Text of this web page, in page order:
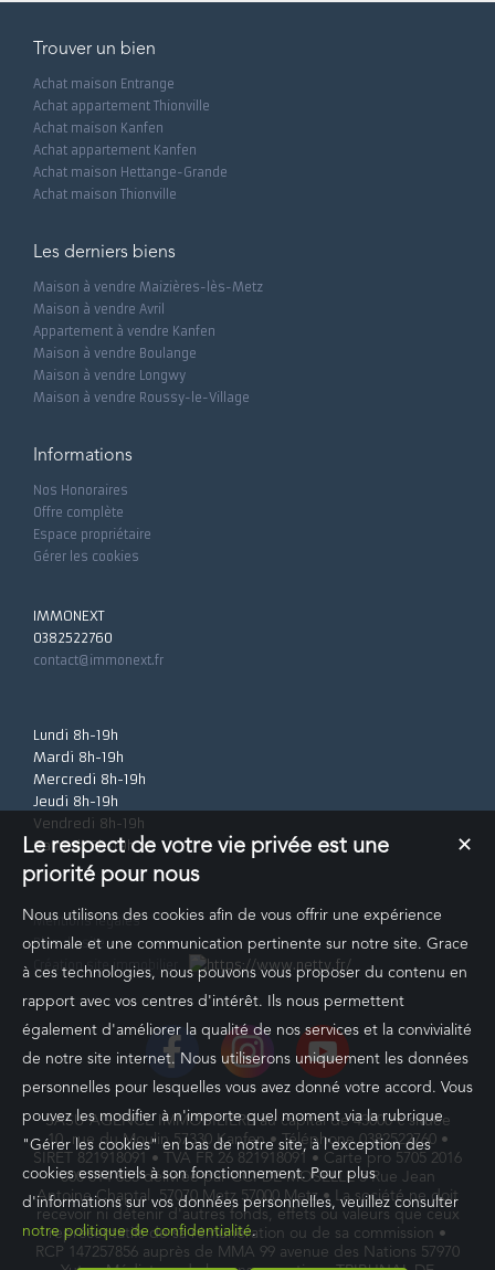
Trouver un bien
Achat maison Entrange
Achat appartement Thionville
Achat maison Kanfen
Achat appartement Kanfen
Achat maison Hettange-Grande
Achat maison Thionville
Les derniers biens
Maison à vendre Maizières-lès-Metz
Maison à vendre Avril
Appartement à vendre Kanfen
Maison à vendre Boulange
Maison à vendre Longwy
Maison à vendre Roussy-le-Village
Informations
Nos Honoraires
Offre complète
Espace propriétaire
Gérer les cookies
IMMONEXT
0382522760
contact@immonext.fr
Lundi 8h-19h
Mardi 8h-19h
Mercredi 8h-19h
Jeudi 8h-19h
Vendredi 8h-19h
Samedi 8h-19h
Mentions légales
Plan du site
Création site immobilier
SASU AGENCE IMMOBILIERE au capital de 43000 € située
10, rue du Moulin 57330 Kanfen • Téléphone 0382522760 •
SIRET 821918091 • TVA FR 26 821918091 • Carte pro 5705 2016
000 014 855 délivrée par CCI DE MOSELLE 5 Rue Jean
Antoine Chaptal, 57070 Metz 57000 Metz • La société ne doit
recevoir ni détenir d'autres fonds, effets ou valeurs que ceux
représentatifs de sa rémunération ou de sa commission •
RCP 147257856 auprès de MMA 99 avenue des Nations 57970
✕
Le respect de votre vie privée est une
priorité pour nous
Nous utilisons des cookies afin de vous offrir une expérience
optimale et une communication pertinente sur notre site. Grace
à ces technologies, nous pouvons vous proposer du contenu en
rapport avec vos centres d'intérêt. Ils nous permettent
également d'améliorer la qualité de nos services et la convivialité
de notre site internet. Nous utiliserons uniquement les données
personnelles pour lesquelles vous avez donné votre accord. Vous
pouvez les modifier à n'importe quel moment via la rubrique
"Gérer les cookies" en bas de notre site, à l'exception des
cookies essentiels à son fonctionnement. Pour plus
d'informations sur vos données personnelles, veuillez consulter
notre politique de confidentialité.